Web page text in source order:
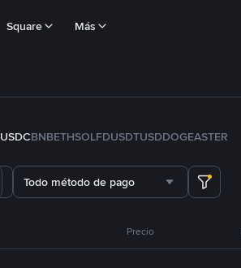
Square Más
USDCBNBETHSOLFDUSDTUSDDOGEASTER
Todo método de pago
Precio